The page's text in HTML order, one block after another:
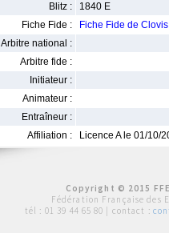
Blitz :
1840 E
Fiche Fide :
Fiche Fide de
Arbitre national :
Arbitre fide :
Initiateur :
Animateur :
Entraîneur :
Affiliation :
Licence A le 01/10/
Copyright © 2015
Fédération Française des
tél : 01 39 44 65 80 | contact :